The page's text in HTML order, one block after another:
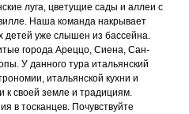
луга, цветущие сады и аллеи с
Наша команда накрывает
детей уже слышен из бассейна.
города Ареццо, Сиена, Сан-
У данного тура итальянский
итальянской кухни и
к своей земле и традициям.
в тосканцев. Почувствуйте